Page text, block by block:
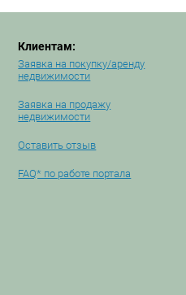
Клиентам:
Заявка на покупку/аренду
недвижимости
Заявка на продажу
недвижимости
Оставить отзыв
FAQ* по работе портала